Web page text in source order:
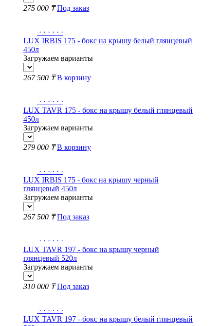
275 000 ₸ Под заказ
· · · · · ·
LUX IRBIS 175 - бокс на крышу белый глянцевый
450л
Загружаем варианты
267 500 ₸ В корзину
· · · · · ·
LUX TAVR 175 - бокс на крышу белый глянцевый
450л
Загружаем варианты
279 000 ₸ В корзину
· · · · · ·
LUX IRBIS 175 - бокс на крышу черный
глянцевый 450л
Загружаем варианты
267 500 ₸ Под заказ
· · · · · ·
LUX TAVR 197 - бокс на крышу черный
глянцевый 520л
Загружаем варианты
310 000 ₸ Под заказ
· · · · · ·
LUX TAVR 197 - бокс на крышу белый глянцевый